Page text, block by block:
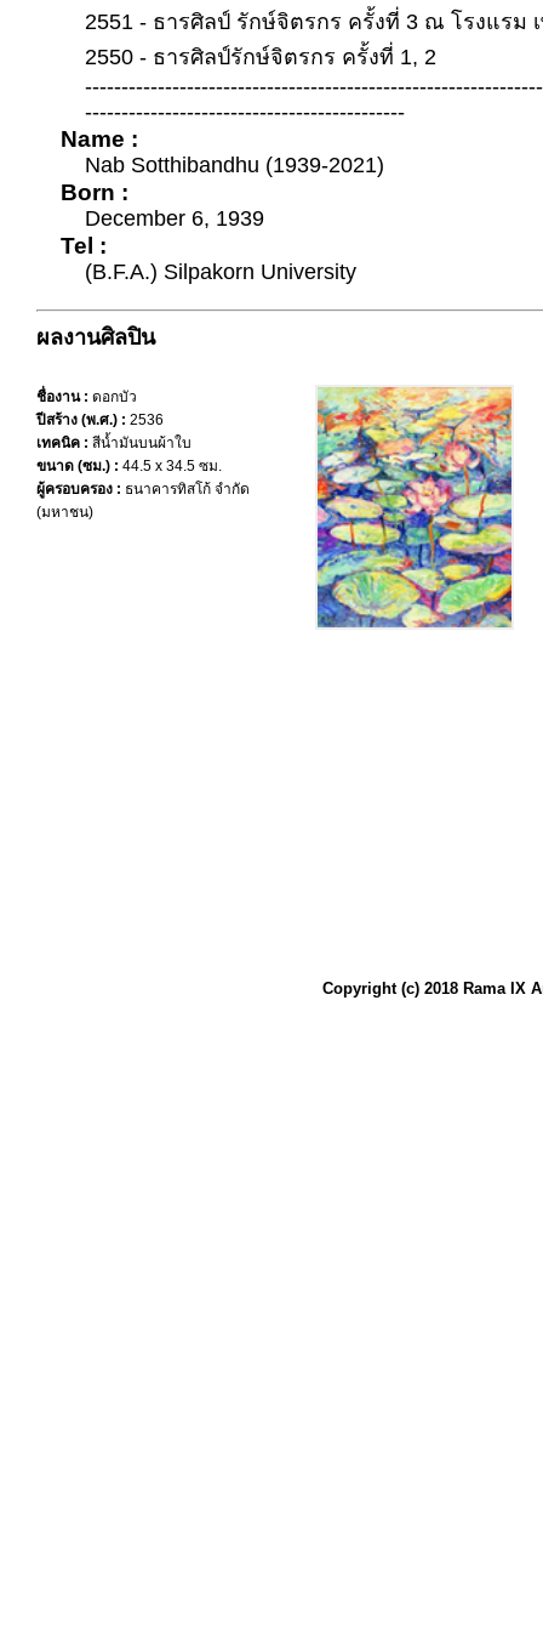
2551 - ธารศิลป์ รักษ์จิตรกร ครั้งที่ 3 ณ โรงแรม
2550 - ธารศิลป์รักษ์จิตรกร ครั้งที่ 1, 2
--------------------------------------------
Name :
Nab Sotthibandhu (1939-2021)
Born :
December 6, 1939
Tel :
(B.F.A.) Silpakorn University
ผลงานศิลปิน
ชื่องาน : ดอกบัว
ปีสร้าง (พ.ศ.) : 2536
เทคนิค : สีน้ำมันบนผ้าใบ
ขนาด (ซม.) : 44.5 x 34.5 ซม.
ผู้ครอบครอง : ธนาคารทิสโก้ จำกัด
(มหาชน)
Copyright (c) 2018 Rama IX